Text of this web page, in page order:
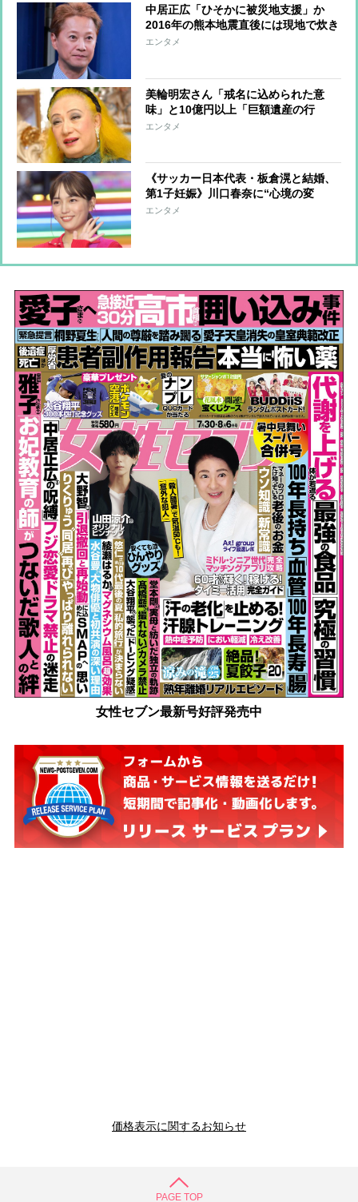
中居正広「ひそかに被災地支援」か
2016年の熊本地震直後には現地で炊き
出し “誰にも知られなくて良い”と、
エンタメ
美輪明宏さん「戒名に込められた意
味」と10億円以上「巨額遺産の行
方」 つきっきりで私生活をサポート
エンタメ
《サッカー日本代表・板倉滉と結婚、
第1子妊娠》川口春奈に“心境の変
化”をもたらした主演映画『ママせ
エンタメ
女性セブン最新号好評発売中
価格表示に関するお知らせ
PAGE TOP